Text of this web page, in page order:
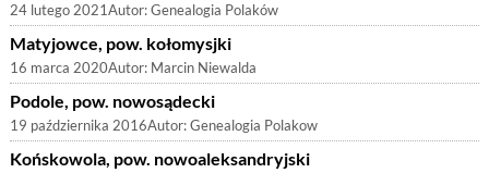
24 lutego 2021Autor:Genealogia Polaków
Matyjowce, pow. kołomysjki
16 marca 2020Autor: Marcin Niewalda
Podole, pow. nowosądecki
19 października 2016Autor:Genealogia Polakow
Końskowola, pow. nowoaleksandryjski